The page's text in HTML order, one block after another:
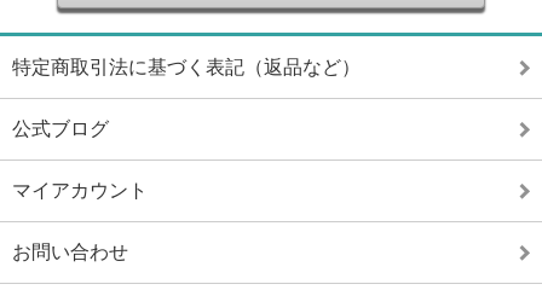
特定商取引法に基づく表記（返品など）
公式ブログ
マイアカウント
お問い合わせ